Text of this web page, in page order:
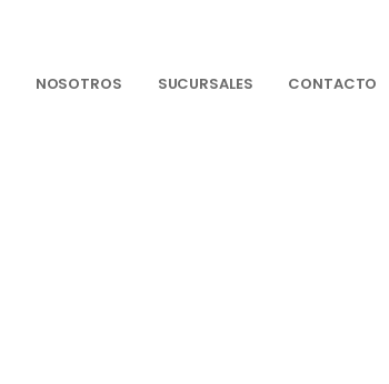
NOSOTROS SUCURSALES CONTACTO